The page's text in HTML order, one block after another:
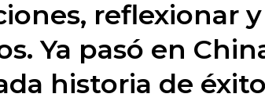
reflexionar
Ya pasó en
historia de